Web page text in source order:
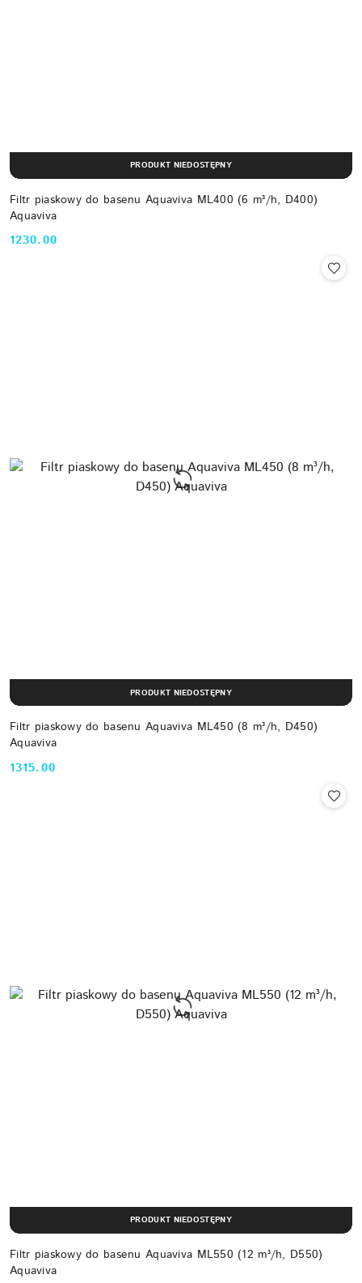
Filtr piaskowy do basenu Aquaviva ML400 (6 m³/h, D400)
Aquaviva
Cena:
1230.00
PRODUKT NIEDOSTĘPNY
Filtr piaskowy do basenu Aquaviva ML450 (8 m³/h, D450)
Aquaviva
Cena:
1315.00
PRODUKT NIEDOSTĘPNY
Filtr piaskowy do basenu Aquaviva ML550 (12 m³/h, D550)
Aquaviva
PRODUKT NIEDOSTĘPNY